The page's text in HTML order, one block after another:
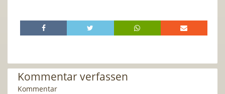
Kommentar verfassen
Kommentar